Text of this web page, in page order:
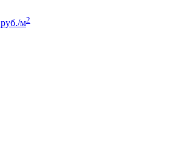
руб./м2